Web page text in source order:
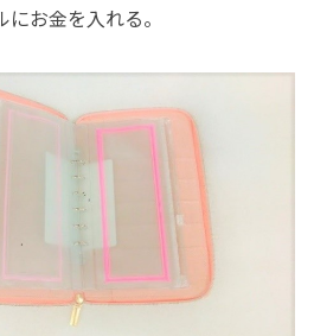
お金を入れる。